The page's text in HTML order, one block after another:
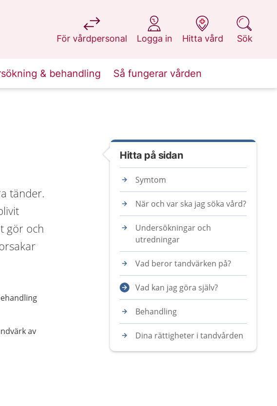
För vårdpersonal
på 1177.se
Logga in
på 1177.se
Hitta vård
på 1177.se
Sök
på 1177.se
& behandling Så fungerar vården
tänder.
gör och
av
Hitta på sidan
Symtom
När och var ska jag söka vård?
Undersökningar och
utredningar
Vad beror tandvärken på?
Vad kan jag göra själv?
Behandling
Dina rättigheter i tandvården